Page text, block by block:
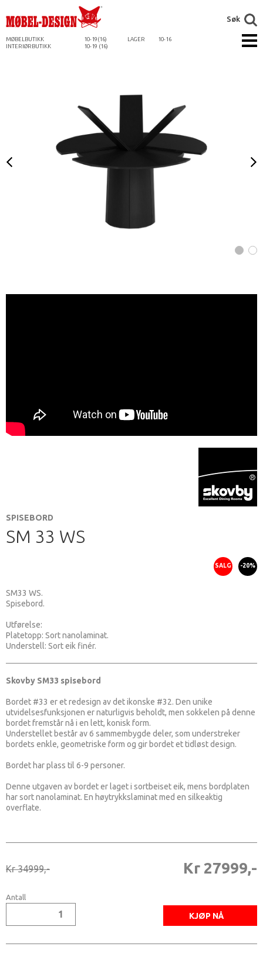
MØBELBUTIKK 10-19(16) LAGER
10-16
INTERIØRBUTIKK
10-19 (16)
Søk
SPISEBORD
SM 33 WS
SALG -20%
SM33 WS.
Spisebord.
Utførelse:
Platetopp: Sort nanolaminat.
Understell: Sort eik finér.
Skovby SM33 spisebord
Bordet #33 er et redesign av det ikonske #32. Den unike
utvidelsesfunksjonen er naturligvis beholdt, men sokkelen på denne
bordet fremstår nå i en lett, konisk form.
Understellet består av 6 sammembygde deler, som understreker
bordets enkle, geometriske form og gir bordet et tidløst design.
Bordet har plass til 6-9 personer.
Denne utgaven av bordet er laget i sortbeiset eik, mens bordplaten
har sort nanolaminat. En høytrykkslaminat med en silkeaktig
overflate.
Kr 34999,- Kr 27999,-
Antall